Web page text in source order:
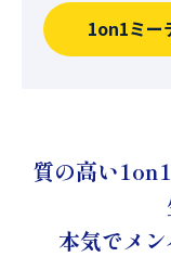
1on1ミー
質の高い
本気でメ